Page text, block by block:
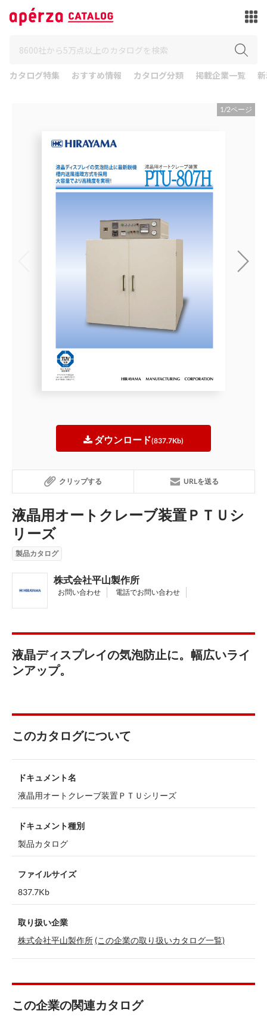
カタログ特集 おすすめ情報 カタログ分類 掲載企業一覧
1/2ページ
ダウンロード(837.7Kb)
クリップする URLを送る
液晶用オートクレーブ装置ＰＴＵシ
リーズ
製品カタログ
株式会社平山製作所
お問い合わせ 電話でお問い合わせ
液晶ディスプレイの気泡防止に。幅広いライ
ンアップ。
このカタログについて
ドキュメント名
液晶用オートクレーブ装置ＰＴＵシリーズ
ドキュメント種別
製品カタログ
ファイルサイズ
837.7Kb
取り扱い企業
株式会社平山製作所 (この企業の取り扱いカタログ一覧)
この企業の関連カタログ